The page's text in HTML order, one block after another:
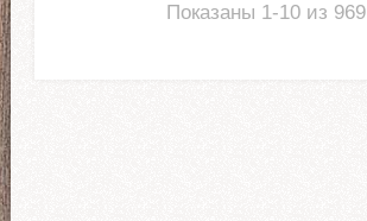
Показаны 1-10 из 969